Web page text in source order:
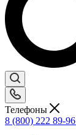
Телефоны
8 (800) 222 89-96